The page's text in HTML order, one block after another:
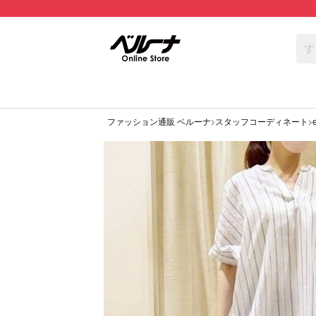
ファッション通販 ベルーナ スタッフコーディネート